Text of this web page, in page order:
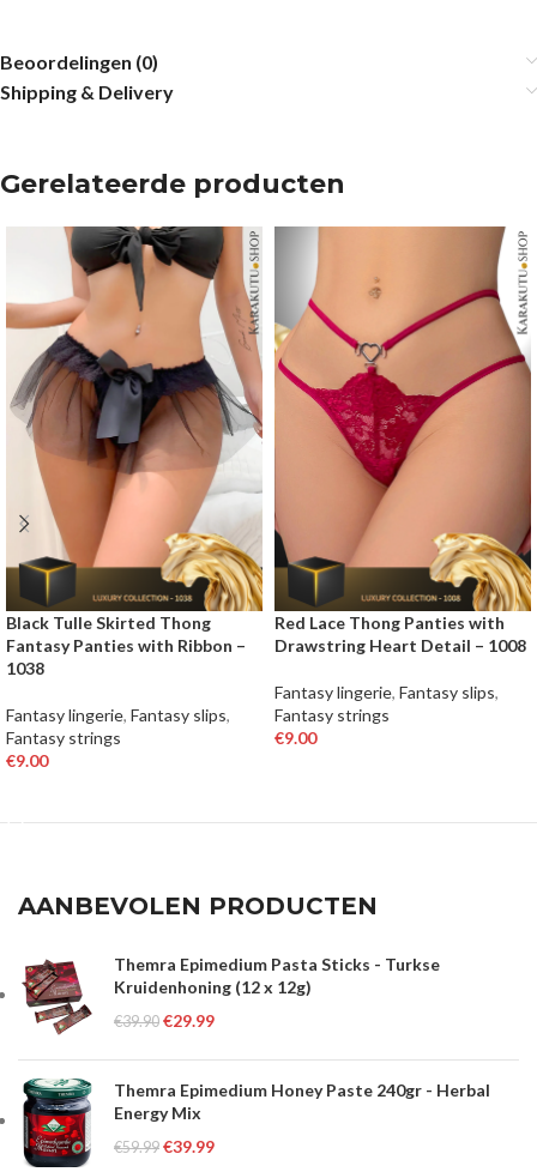
Beoordelingen (0)
Shipping & Delivery
Gerelateerde producten
Black Tulle Skirted Thong
Fantasy Panties with Ribbon –
1038
Fantasy lingerie, Fantasy slips,
Fantasy strings
€9.00
Red Lace Thong Panties with
Drawstring Heart Detail – 1008
Fantasy lingerie, Fantasy slips,
Fantasy strings
€9.00
AANBEVOLEN PRODUCTEN
Themra Epimedium Pasta Sticks - Turkse
Kruidenhoning (12 x 12g)
€39.90 €29.99
Themra Epimedium Honey Paste 240gr - Herbal
Energy Mix
€59.99 €39.99